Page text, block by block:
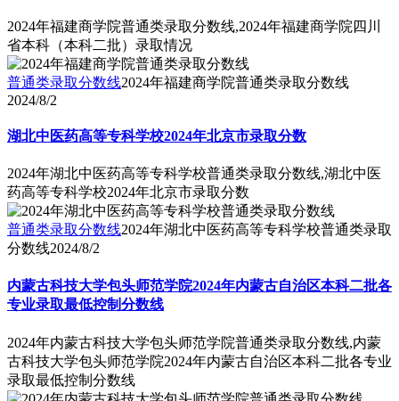
2024年福建商学院普通类录取分数线,2024年福建商学院四川
省本科（本科二批）录取情况
普通类录取分数线2024年福建商学院普通类录取分数线
2024/8/2
湖北中医药高等专科学校2024年北京市录取分数
2024年湖北中医药高等专科学校普通类录取分数线,湖北中医
药高等专科学校2024年北京市录取分数
普通类录取分数线2024年湖北中医药高等专科学校普通类录取
分数线2024/8/2
内蒙古科技大学包头师范学院2024年内蒙古自治区本科二批各
专业录取最低控制分数线
2024年内蒙古科技大学包头师范学院普通类录取分数线,内蒙
古科技大学包头师范学院2024年内蒙古自治区本科二批各专业
录取最低控制分数线